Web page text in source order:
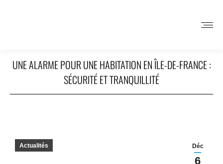
UNE ALARME POUR UNE HABITATION EN ÎLE-DE-FRANCE :
SÉCURITÉ ET TRANQUILLITÉ
Déc
6
Actualités